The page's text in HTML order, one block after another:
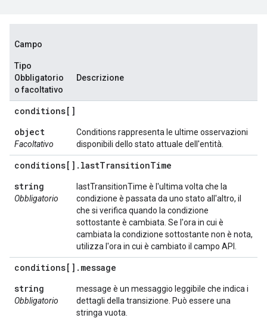
Campo
Tipo
Obbligatorio
o facoltativo
Descrizione
conditions[]
object
Facoltativo
Conditions rappresenta le ultime osservazioni
disponibili dello stato attuale dell'entità.
conditions[] . lastTransitionTime
string
Obbligatorio
lastTransitionTime è l'ultima volta che la
condizione è passata da uno stato all'altro, il
che si verifica quando la condizione
sottostante è cambiata. Se l'ora in cui è
cambiata la condizione sottostante non è nota,
utilizza l'ora in cui è cambiato il campo API.
conditions[] . message
string
Obbligatorio
message è un messaggio leggibile che indica i
dettagli della transizione. Può essere una
stringa vuota.